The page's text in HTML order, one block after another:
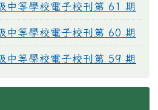
中等學校電子校刊第 61 期
中等學校電子校刊第 60 期
中等學校電子校刊第 59 期